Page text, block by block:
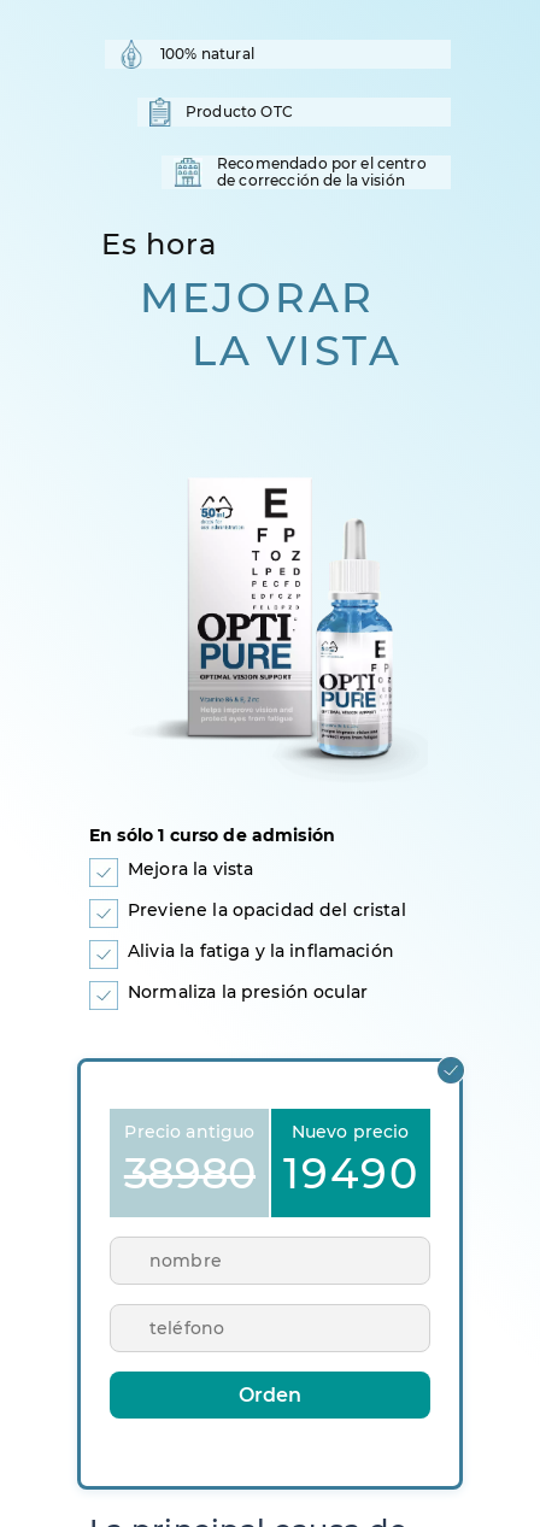
100% natural
Producto OTC
Recomendado por el centro
de corrección de la visión
Es hora
MEJORAR
LA VISTA
En sólo 1 curso de admisión
Mejora la vista
Previene la opacidad del cristal
Alivia la fatiga y la inflamación
Normaliza la presión ocular
Precio antiguo
38980
ARS
Nuevo precio
19490
ARS
Orden